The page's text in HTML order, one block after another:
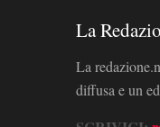
La
La
diffusa e un